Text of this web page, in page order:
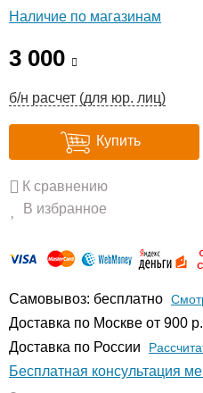
Наличие по магазинам
3 000
б/н расчет (для юр. лиц)
Купить
К сравнению
В избранное
Самовывоз: бесплатно
Доставка по Москве от 900 р.
Доставка по России
Бесплатная консультация